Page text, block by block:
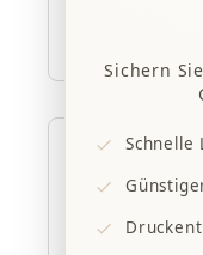
Sichern
Schnelle